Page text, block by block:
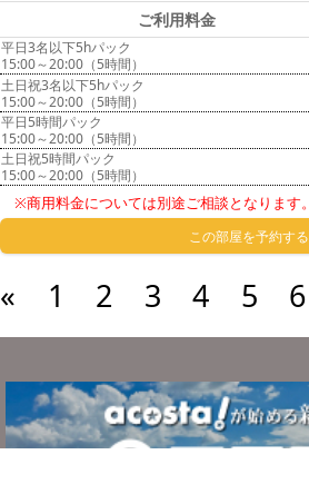
ご利用料金
平日3名以下5hパック
15:00～20:00（5時間）
土日祝3名以下5hパック
15:00～20:00（5時間）
平日5時間パック
15:00～20:00（5時間）
土日祝5時間パック
15:00～20:00（5時間）
※商用料金については別途ご相談となります。
この部屋を予約する
« 1 2 3 4 5 6